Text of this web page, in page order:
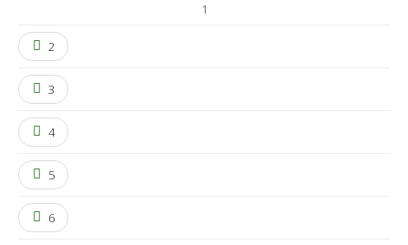
1
2
3
4
5
6